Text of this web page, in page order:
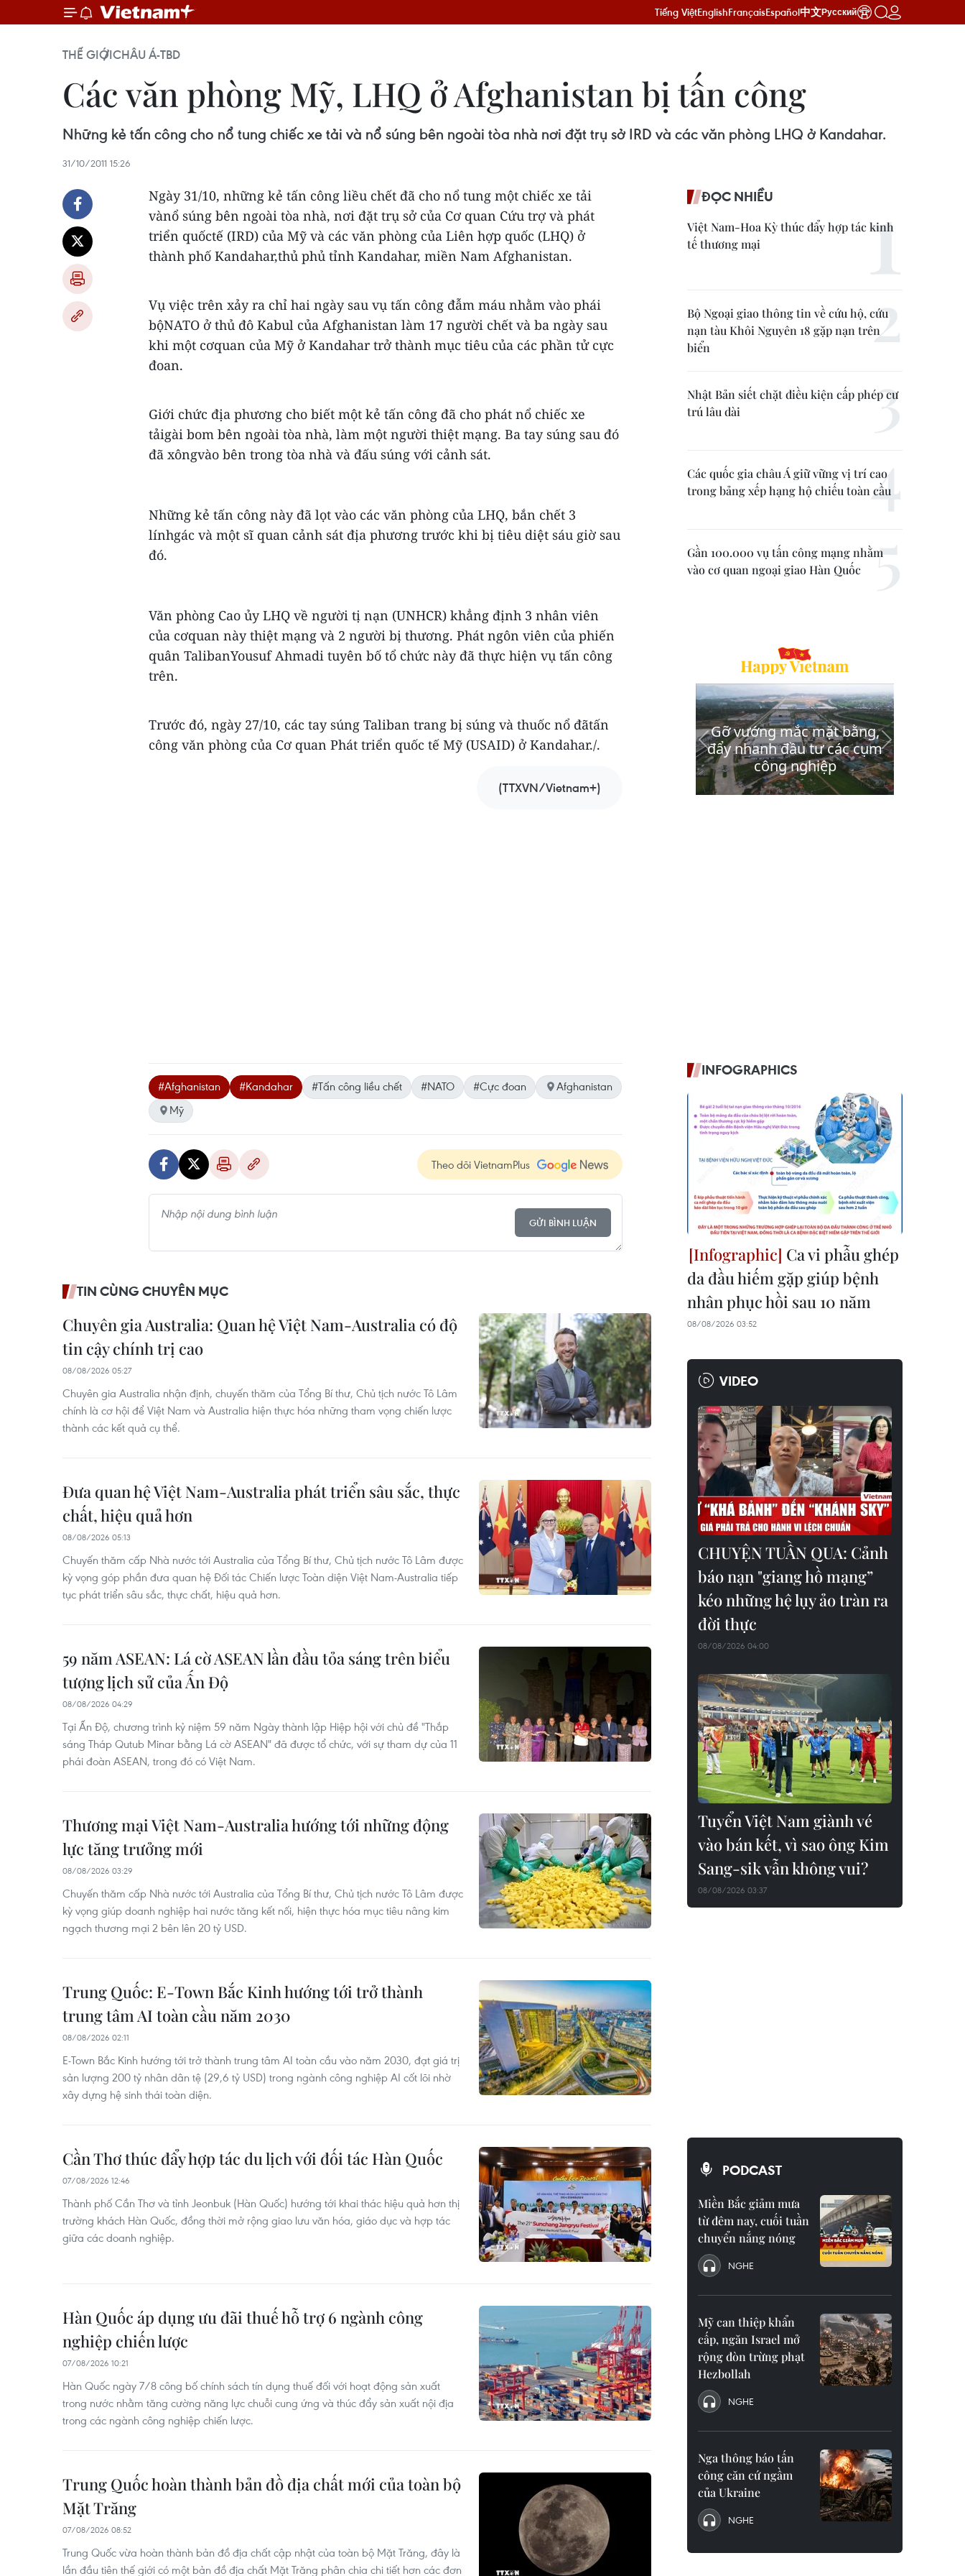
Tiếng ViệtEnglishFrançaisEspañol中文Русский
THẾ GIỚICHÂU Á-TBD
Các văn phòng Mỹ, LHQ ở Afghanistan bị tấn công
Những kẻ tấn công cho nổ tung chiếc xe tải và nổ súng bên ngoài tòa nhà nơi đặt trụ sở IRD và các văn phòng LHQ ở Kandahar.
31/10/2011 15:26
Ngày 31/10, những kẻ tấn công liều chết đã cho nổ tung một chiếc xe tải
vànổ súng bên ngoài tòa nhà, nơi đặt trụ sở của Cơ quan Cứu trợ và phát
triển quốctế (IRD) của Mỹ và các văn phòng của Liên hợp quốc (LHQ) ở
thành phố Kandahar,thủ phủ tỉnh Kandahar, miền Nam Afghanistan.
Vụ việc trên xảy ra chỉ hai ngày sau vụ tấn công đẫm máu nhằm vào phái
bộNATO ở thủ đô Kabul của Afghanistan làm 17 người chết và ba ngày sau
khi một cơquan của Mỹ ở Kandahar trở thành mục tiêu của các phần tử cực
đoan.
Giới chức địa phương cho biết một kẻ tấn công đã cho phát nổ chiếc xe
tảigài bom bên ngoài tòa nhà, làm một người thiệt mạng. Ba tay súng sau đó
đã xôngvào bên trong tòa nhà và đấu súng với cảnh sát.
Những kẻ tấn công này đã lọt vào các văn phòng của LHQ, bắn chết 3
línhgác và một sĩ quan cảnh sát địa phương trước khi bị tiêu diệt sáu giờ sau
đó.
Văn phòng Cao ủy LHQ về người tị nạn (UNHCR) khẳng định 3 nhân viên
của cơquan này thiệt mạng và 2 người bị thương. Phát ngôn viên của phiến
quân TalibanYousuf Ahmadi tuyên bố tổ chức này đã thực hiện vụ tấn công
trên.
Trước đó, ngày 27/10, các tay súng Taliban trang bị súng và thuốc nổ đãtấn
công văn phòng của Cơ quan Phát triển quốc tế Mỹ (USAID) ở Kandahar./.
(TTXVN/Vietnam+)
#Afghanistan #Kandahar #Tấn công liều chết #NATO #Cực đoan
Afghanistan
Mỹ
Theo dõi VietnamPlus
GỬI BÌNH LUẬN
TIN CÙNG CHUYÊN MỤC
Chuyên gia Australia: Quan hệ Việt Nam-Australia có độ
tin cậy chính trị cao
08/08/2026 05:27
Chuyên gia Australia nhận định, chuyến thăm của Tổng Bí thư, Chủ tịch nước Tô Lâm
chính là cơ hội để Việt Nam và Australia hiện thực hóa những tham vọng chiến lược
thành các kết quả cụ thể.
Đưa quan hệ Việt Nam-Australia phát triển sâu sắc, thực
chất, hiệu quả hơn
08/08/2026 05:13
Chuyến thăm cấp Nhà nước tới Australia của Tổng Bí thư, Chủ tịch nước Tô Lâm được
kỳ vọng góp phần đưa quan hệ Đối tác Chiến lược Toàn diện Việt Nam-Australia tiếp
tục phát triển sâu sắc, thực chất, hiệu quả hơn.
59 năm ASEAN: Lá cờ ASEAN lần đầu tỏa sáng trên biểu
tượng lịch sử của Ấn Độ
08/08/2026 04:29
Tại Ấn Độ, chương trình kỷ niệm 59 năm Ngày thành lập Hiệp hội với chủ đề "Thắp
sáng Tháp Qutub Minar bằng Lá cờ ASEAN" đã được tổ chức, với sự tham dự của 11
phái đoàn ASEAN, trong đó có Việt Nam.
Thương mại Việt Nam-Australia hướng tới những động
lực tăng trưởng mới
08/08/2026 03:29
Chuyến thăm cấp Nhà nước tới Australia của Tổng Bí thư, Chủ tịch nước Tô Lâm được
kỳ vọng giúp doanh nghiệp hai nước tăng kết nối, hiện thực hóa mục tiêu nâng kim
ngạch thương mại 2 bên lên 20 tỷ USD.
Trung Quốc: E-Town Bắc Kinh hướng tới trở thành
trung tâm AI toàn cầu năm 2030
08/08/2026 02:11
E-Town Bắc Kinh hướng tới trở thành trung tâm AI toàn cầu vào năm 2030, đạt giá trị
sản lượng 200 tỷ nhân dân tệ (29,6 tỷ USD) trong ngành công nghiệp AI cốt lõi nhờ
xây dựng hệ sinh thái toàn diện.
Cần Thơ thúc đẩy hợp tác du lịch với đối tác Hàn Quốc
07/08/2026 12:46
Thành phố Cần Thơ và tỉnh Jeonbuk (Hàn Quốc) hướng tới khai thác hiệu quả hơn thị
trường khách Hàn Quốc, đồng thời mở rộng giao lưu văn hóa, giáo dục và hợp tác
giữa các doanh nghiệp.
Hàn Quốc áp dụng ưu đãi thuế hỗ trợ 6 ngành công
nghiệp chiến lược
07/08/2026 10:21
Hàn Quốc ngày 7/8 công bố chính sách tín dụng thuế đối với hoạt động sản xuất
trong nước nhằm tăng cường năng lực chuỗi cung ứng và thúc đẩy sản xuất nội địa
trong các ngành công nghiệp chiến lược.
Trung Quốc hoàn thành bản đồ địa chất mới của toàn bộ
Mặt Trăng
07/08/2026 08:52
Trung Quốc vừa hoàn thành bản đồ địa chất cập nhật của toàn bộ Mặt Trăng, đây là
lần đầu tiên thế giới có một bản đồ địa chất Mặt Trăng phân chia chi tiết hơn các đơn
ĐỌC NHIỀU
Việt Nam-Hoa Kỳ thúc đẩy hợp tác kinh
tế thương mại
Bộ Ngoại giao thông tin về cứu hộ, cứu
nạn tàu Khôi Nguyên 18 gặp nạn trên
biển
Nhật Bản siết chặt điều kiện cấp phép cư
trú lâu dài
Các quốc gia châu Á giữ vững vị trí cao
trong bảng xếp hạng hộ chiếu toàn cầu
Gần 100.000 vụ tấn công mạng nhằm
vào cơ quan ngoại giao Hàn Quốc
INFOGRAPHICS
Ca vi phẫu ghép
da đầu hiếm gặp giúp bệnh
nhân phục hồi sau 10 năm
08/08/2026 03:52
VIDEO
CHUYỆN TUẦN QUA: Cảnh
báo nạn "giang hồ mạng”
kéo những hệ lụy ảo tràn ra
đời thực
08/08/2026 04:00
Tuyển Việt Nam giành vé
vào bán kết, vì sao ông Kim
Sang-sik vẫn không vui?
08/08/2026 03:37
PODCAST
Miền Bắc giảm mưa
từ đêm nay, cuối tuần
chuyển nắng nóng
NGHE
Mỹ can thiệp khẩn
cấp, ngăn Israel mở
rộng đòn trừng phạt
Hezbollah
NGHE
Nga thông báo tấn
công căn cứ ngầm
của Ukraine
NGHE